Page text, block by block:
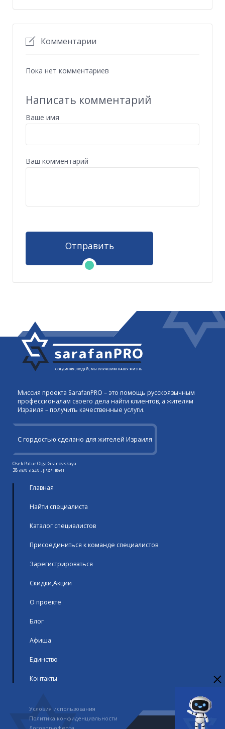
Комментарии
Пока нет комментариев
Написать комментарий
Ваше имя
Ваш комментарий
Отправить
Миссия проекта SarafanPRO – это помощь русскоязычным
профессионалам своего дела найти клиентов, а жителям
Израиля – получить качественные услуги.
С гордостью сделано для жителей Израиля
Osek Patur Olga Granovskaya
ראשון לציון , מבצה משה 38
Главная
Найти специалиста
Каталог специалистов
Присоединиться к команде специалистов
Зарегистрироваться
Скидки,Акции
О проекте
Блог
Афиша
Единство
Контакты
Условия использования
Политика конфиденциальности